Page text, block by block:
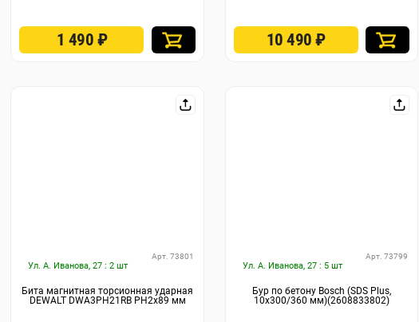
1 490 ₽ 10 490₽
Ул. А. Иванова, 27 : 2 шт
Арт. 73801
Бита магнитная торсионная ударная
DEWALT DWA3PH21RB PH2x89 мм
Ул. А. Иванова, 27 : 5 шт
Арт. 73799
Бур по бетону Bosch (SDS Plus,
10x300/360 мм)(2608833802)